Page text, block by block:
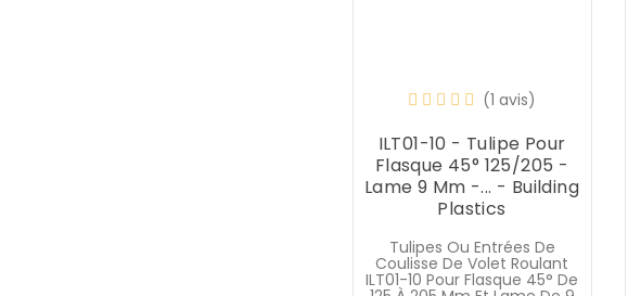
(1 avis)
ILT01-10 - Tulipe Pour
Flasque 45° 125/205 -
Lame 9 Mm -... - Building
Plastics
Tulipes Ou Entrées De
Coulisse De Volet Roulant
ILT01-10 Pour Flasque 45° De